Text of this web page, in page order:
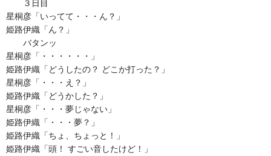
３日目
星桐彦「いってて・・・ん？」
姫路伊織「ん？」
バタンッ
星桐彦「・・・・・・」
姫路伊織「どうしたの？ どこか打った？」
星桐彦「・・・え？」
姫路伊織「どうかした？」
星桐彦「・・・夢じゃない」
姫路伊織「・・・夢？」
姫路伊織「ちょ、ちょっと！」
姫路伊織「頭！ すごい音したけど！」